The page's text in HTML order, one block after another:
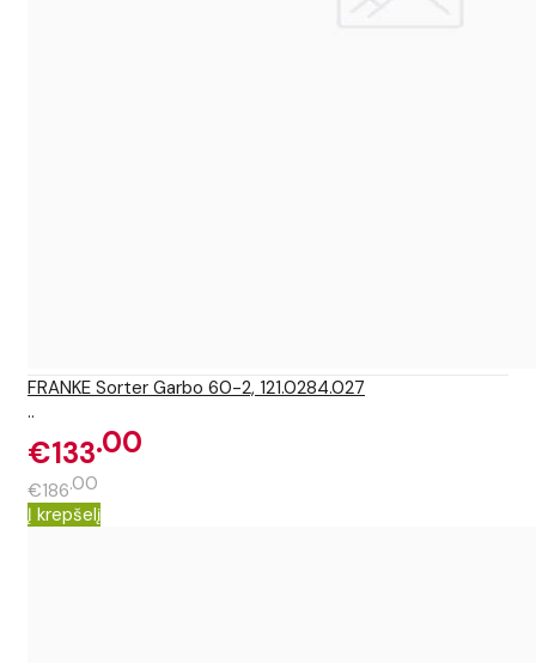
FRANKE Sorter Garbo 60-2, 121.0284.027
..
€133 00
€186 00
Į krepšelį